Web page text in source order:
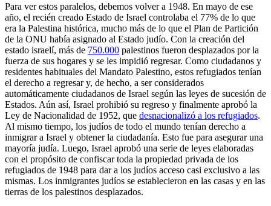
Para ver estos paralelos, debemos volver a 1948. En mayo de ese
año, el recién creado Estado de Israel controlaba el 77% de lo que
era la Palestina histórica, mucho más de lo que el Plan de Partición
de la ONU había asignado al Estado judío. Con la creación del
estado israelí, más de 750.000 palestinos fueron desplazados por la
fuerza de sus hogares y se les impidió regresar. Como ciudadanos y
residentes habituales del Mandato Palestino, estos refugiados tenían
el derecho a regresar y, de hecho, a ser considerados
automáticamente ciudadanos de Israel según las leyes de sucesión de
Estados. Aún así, Israel prohibió su regreso y finalmente aprobó la
Ley de Nacionalidad de 1952, que desnacionalizó a los refugiados.
Al mismo tiempo, los judíos de todo el mundo tenían derecho a
inmigrar a Israel y obtener la ciudadanía. Esto fue para asegurar una
mayoría judía. Luego, Israel aprobó una serie de leyes elaboradas
con el propósito de confiscar toda la propiedad privada de los
refugiados de 1948 para dar a los judíos acceso casi exclusivo a las
mismas. Los inmigrantes judíos se establecieron en las casas y en las
tierras de los palestinos desplazados.